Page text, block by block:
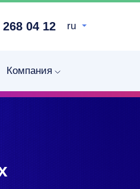
04 12 ru
Компания